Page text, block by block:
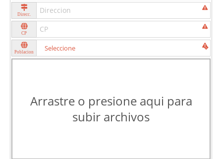
Direcc.
CP
Poblacion
Arrastre o presione aqui para
subir archivos